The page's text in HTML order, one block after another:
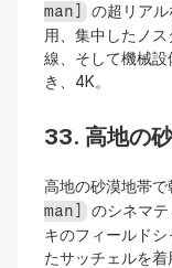
man] の超リアル
用、集中したノ
線、そして機械
き、4K。
33. 高地の
高地の砂漠地帯
man] のシネマテ
キのフィールド
たサッチェルを